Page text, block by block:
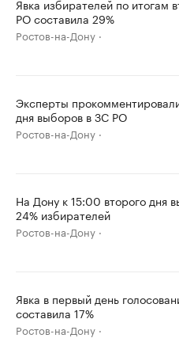
Явка избирателей по итогам
РО составила 29%
Ростов-на-Дону
Эксперты
дня выборов в ЗС РО
Ростов-на-Дону
На Дону к 15:00 второго дня
24% избирателей
Ростов-на-Дону
Явка в первый день
составила 17%
Ростов-на-Дону